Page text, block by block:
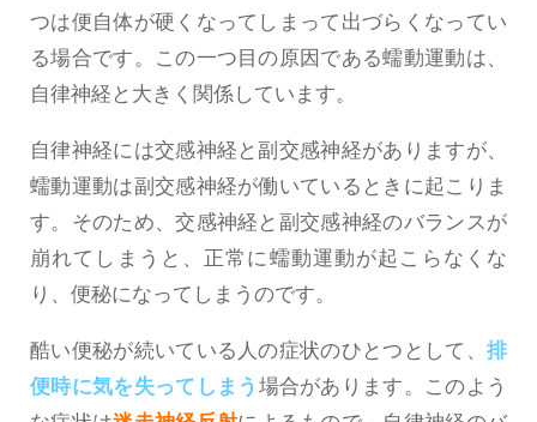
つは便自体が硬くなってしまって出づらくなってい
る場合です。この一つ目の原因である蠕動運動は、
自律神経と大きく関係しています。
自律神経には交感神経と副交感神経がありますが、
蠕動運動は副交感神経が働いているときに起こりま
す。そのため、交感神経と副交感神経のバランスが
崩れてしまうと、正常に蠕動運動が起こらなくな
り、便秘になってしまうのです。
酷い便秘が続いている人の症状のひとつとして、 排
便時に気を失ってしまう 場合があります。このよう